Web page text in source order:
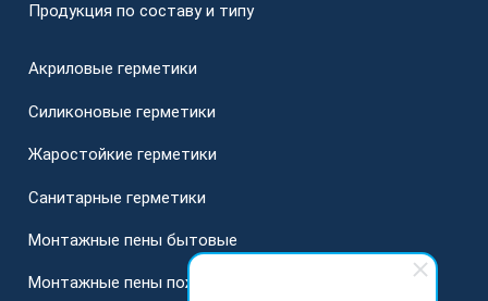
Продукция по составу и типу
Акриловые герметики
Силиконовые герметики
Жаростойкие герметики
Санитарные герметики
Монтажные пены бытовые
Монтажные пены пожарные